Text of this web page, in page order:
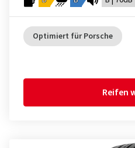
Optimiert für Porsche
Reifen